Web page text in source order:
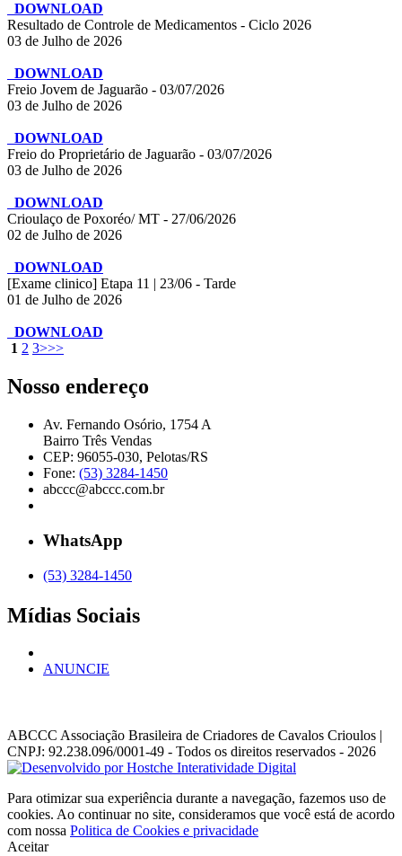
DOWNLOAD
Resultado de Controle de Medicamentos - Ciclo 2026
03 de Julho de 2026
DOWNLOAD
Freio Jovem de Jaguarão - 03/07/2026
03 de Julho de 2026
DOWNLOAD
Freio do Proprietário de Jaguarão - 03/07/2026
03 de Julho de 2026
DOWNLOAD
Crioulaço de Poxoréo/ MT - 27/06/2026
02 de Julho de 2026
DOWNLOAD
[Exame clinico] Etapa 11 | 23/06 - Tarde
01 de Julho de 2026
DOWNLOAD
1 2 3>>>
Nosso endereço
Av. Fernando Osório, 1754 A
Bairro Três Vendas
CEP: 96055-030, Pelotas/RS
Fone: (53) 3284-1450
abccc@abccc.com.br
WhatsApp
(53) 3284-1450
Mídias Sociais
ANUNCIE
ABCCC Associação Brasileira de Criadores de Cavalos Crioulos |
CNPJ: 92.238.096/0001-49 - Todos os direitos reservados - 2026
Para otimizar sua experiência durante a navegação, fazemos uso de
cookies. Ao continuar no site, consideramos que você está de acordo
com nossa Politica de Cookies e privacidade
Aceitar